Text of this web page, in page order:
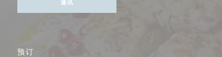
通讯
预订